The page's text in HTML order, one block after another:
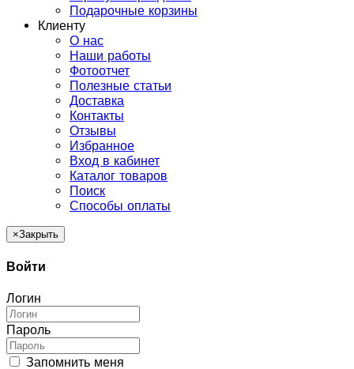
Подарочные корзины
Клиенту
О нас
Наши работы
Фотоотчет
Полезные статьи
Доставка
Контакты
Отзывы
Избранное
Вход в кабинет
Каталог товаров
Поиск
Способы оплаты
×Закрыть
Войти
Логин
Пароль
Запомнить меня